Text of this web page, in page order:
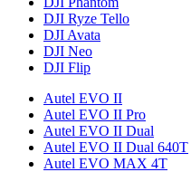
DJI Ryze Tello
DJI Avata
DJI Neo
DJI Flip
Autel EVO II
Autel EVO II Pro
Autel EVO II Dual
Autel EVO II Dual 640T
Autel EVO MAX 4T